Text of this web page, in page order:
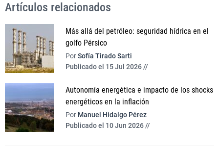
Artículos relacionados
Más allá del petróleo: seguridad hídrica en el
golfo Pérsico
PorSofía Tirado Sarti
Publicado el 15 Jul 2026 //
Autonomía energética e impacto de los shocks
energéticos en la inflación
Por Manuel Hidalgo Pérez
Publicado el 10 Jun 2026 //